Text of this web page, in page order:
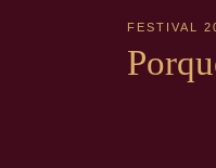
FESTIVAL